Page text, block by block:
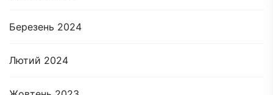
Березень 2024
Лютий 2024